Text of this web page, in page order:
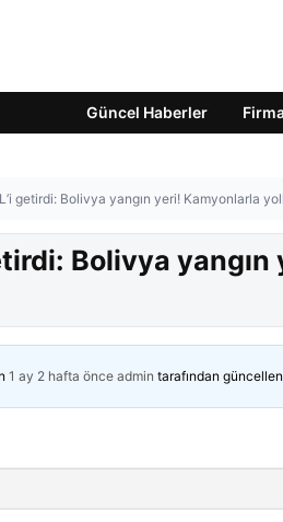
Güncel Haberler
getirdi: Bolivya yangın yeri! Kamyonlarla
Bolivya
1 ay 2 hafta önce admin tarafından